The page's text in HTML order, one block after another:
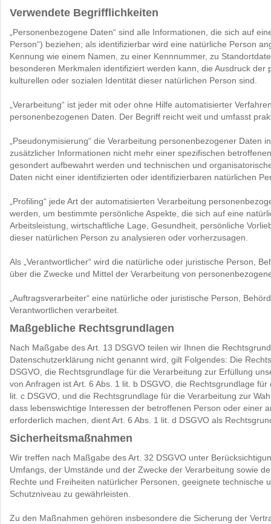
Verwendete Begrifflichkeiten
„Personenbezogene Daten“ sind alle Informationen, die sich auf
Person“) beziehen; als identifizierbar wird eine natürliche Person
Kennung wie einem Namen, zu einer Kennnummer, zu
besonderen Merkmalen identifiziert werden kann, die Ausdruck
kulturellen oder sozialen Identität dieser natürlichen Person sind.
„Verarbeitung“ ist jeder mit oder ohne Hilfe automatisierter
personenbezogenen Daten. Der Begriff reicht weit und umfasst
„Pseudonymisierung“ die Verarbeitung personenbezogener
zusätzlicher Informationen nicht mehr einer spezifischen
gesondert aufbewahrt werden und technischen und
Daten nicht einer identifizierten oder identifizierbaren natürlichen
„Profiling“ jede Art der automatisierten Verarbeitung
werden, um bestimmte persönliche Aspekte, die sich auf eine
Arbeitsleistung, wirtschaftliche Lage, Gesundheit, persönliche
dieser natürlichen Person zu analysieren oder vorherzusagen.
Als „Verantwortlicher“ wird die natürliche oder juristische Person,
über die Zwecke und Mittel der Verarbeitung von
„Auftragsverarbeiter“ eine natürliche oder juristische Person,
Verantwortlichen verarbeitet.
Maßgebliche Rechtsgrundlagen
Nach Maßgabe des Art. 13 DSGVO teilen wir Ihnen die
Datenschutzerklärung nicht genannt wird, gilt Folgendes: Die
DSGVO, die Rechtsgrundlage für die Verarbeitung zur Erfüllung
von Anfragen ist Art. 6 Abs. 1 lit. b DSGVO, die Rechtsgrundlage
lit. c DSGVO, und die Rechtsgrundlage für die Verarbeitung zur
dass lebenswichtige Interessen der betroffenen Person oder einer
erforderlich machen, dient Art. 6 Abs. 1 lit. d DSGVO als
Sicherheitsmaßnahmen
Wir treffen nach Maßgabe des Art. 32 DSGVO unter
Umfangs, der Umstände und der Zwecke der Verarbeitung sowie
Rechte und Freiheiten natürlicher Personen, geeignete
Schutzniveau zu gewährleisten.
Zu den Maßnahmen gehören insbesondere die Sicherung der